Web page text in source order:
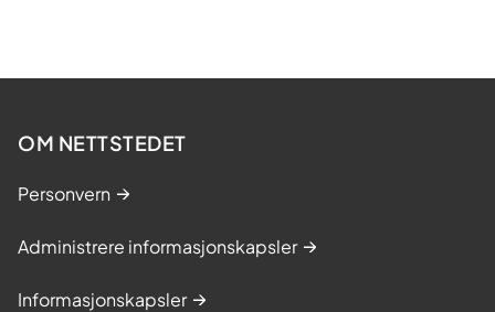
OM NETTSTEDET
Personvern
Administrere informasjonskapsler
Informasjonskapsler